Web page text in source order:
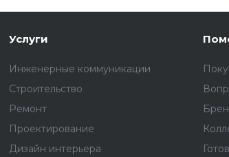
Услуги
Инженерные коммуникации
Строительство
Ремонт
Проектирование
Дизайн интерьера